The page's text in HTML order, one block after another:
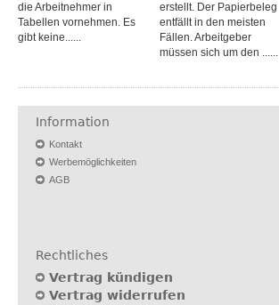
die Arbeitnehmer in
Tabellen vornehmen. Es
gibt keine......
erstellt. Der Papierbeleg
entfällt in den meisten
Fällen. Arbeitgeber
müssen sich um den ......
Information
Kontakt
Werbemöglichkeiten
AGB
Rechtliches
Vertrag kündigen
Vertrag widerrufen